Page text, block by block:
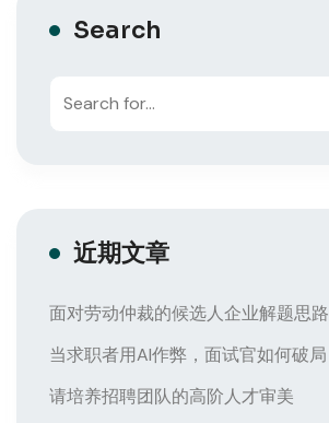
Search
近期文章
面对劳动仲裁的候选人企业解题思路
当求职者用AI作弊，面试官如何破局
请培养招聘团队的高阶人才审美